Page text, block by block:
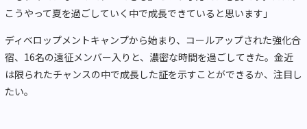
こうやって夏を過ごしていく中で成長できていると思います」
ディベロップメントキャンプから始まり、コールアップされた強化合
宿、16名の遠征メンバー入りと、濃密な時間を過ごしてきた。金近
は限られたチャンスの中で成長した証を示すことができるか、注目し
たい。